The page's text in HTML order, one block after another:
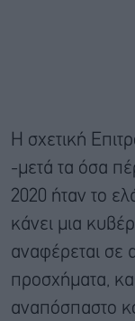
Η σχετική
-μετά τα όσα
2020 ήταν το
κάνει μια
αναφέρεται σε
προσχήματα,
αναπόσπαστο